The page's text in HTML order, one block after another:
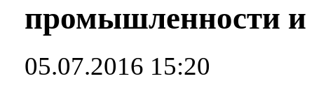
промышленности и
05.07.2016 15:20